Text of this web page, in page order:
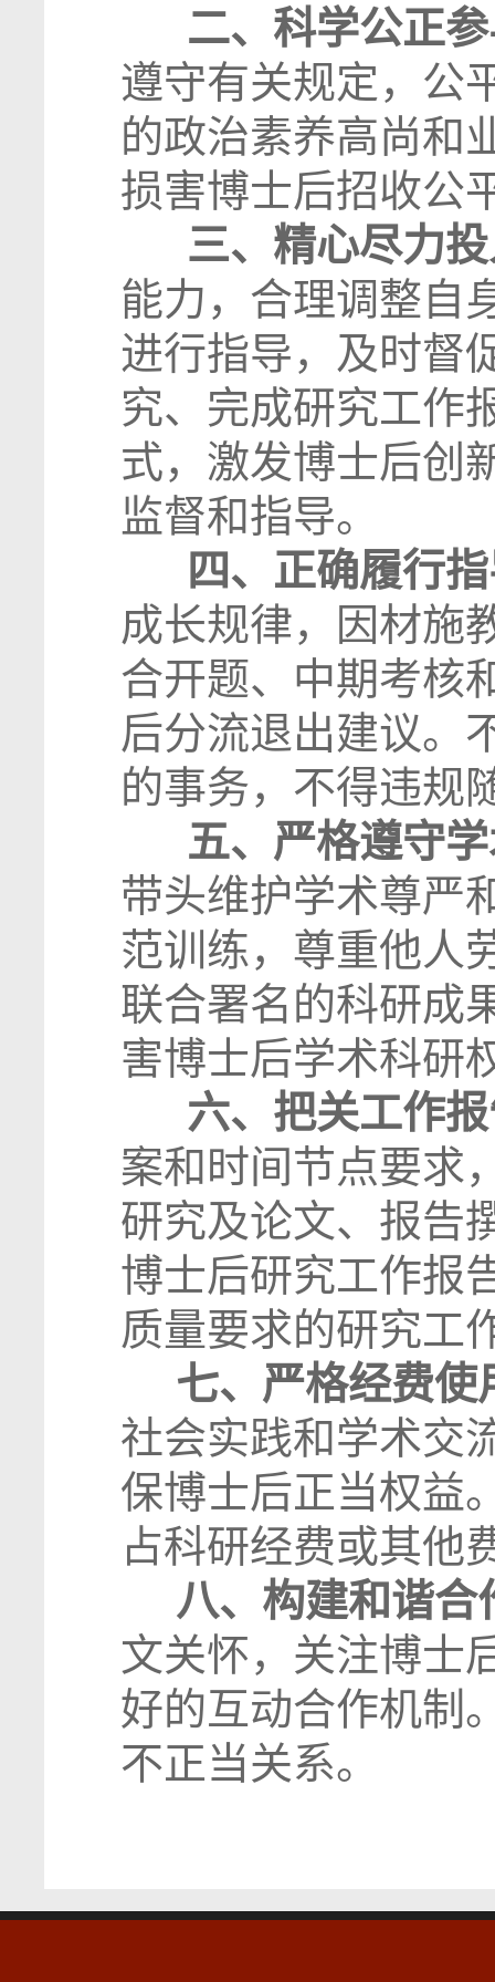
二、科学公正参
遵守有关规定，公
的政治素养高尚和
损害博士后招收公
三、精心尽力投
能力，合理调整自
进行指导，及时督
究、完成研究工作
式，激发博士后创
监督和指导。
四、正确履行指
成长规律，因材施
合开题、中期考核
后分流退出建议。
的事务，不得违规
五、严格遵守学
带头维护学术尊严
范训练，尊重他人
联合署名的科研成
害博士后学术科研
六、把关工作报
案和时间节点要求
研究及论文、报告
博士后研究工作报
质量要求的研究工
七、严格经费使
社会实践和学术交
保博士后正当权益
占科研经费或其他
八、构建和谐合
文关怀，关注博士
好的互动合作机制
不正当关系。